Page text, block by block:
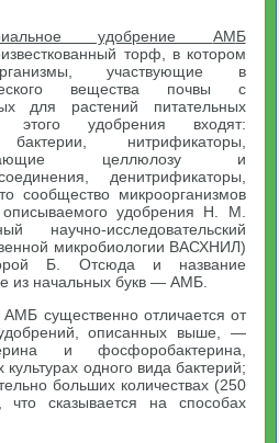
удобрение АМБ
торф, в котором
участвующие в
вещества почвы с
для растений питательных
удобрения входят:
нитрификаторы,
целлюлозу и
денитрификаторы,
сообщество микроорганизмов
удобрения Н. М.
научно-исследовательский
микробиологии ВАСХНИЛ)
Б. Отсюда и название
из начальных букв — АМБ.
существенно отличается от
удобрений, описанных выше, —
и фосфоробактерина,
одного вида бактерий;
больших количествах (250
сказывается на способах